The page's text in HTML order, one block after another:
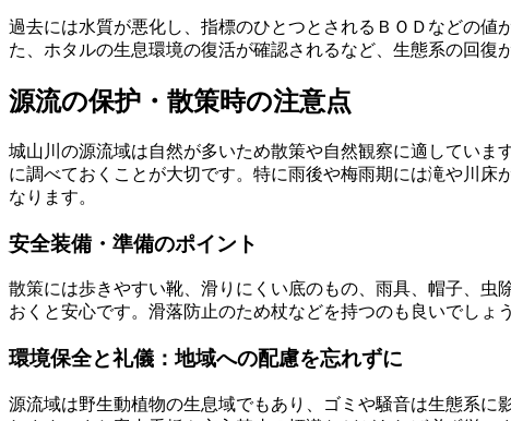
過去には水質が悪化し、指標のひとつとされるＢＯＤなどの
た、ホタルの生息環境の復活が確認されるなど、生態系の回復
源流の保护・散策時の注意点
城山川の源流域は自然が多いため散策や自然観察に適してい
に調べておくことが大切です。特に雨後や梅雨期には滝や川
なります。
安全装備・準備のポイント
散策には歩きやすい靴、滑りにくい底のもの、雨具、帽子、
おくと安心です。滑落防止のため杖などを持つのも良いでしょ
環境保全と礼儀：地域への配慮を忘れずに
源流域は野生動植物の生息域でもあり、ゴミや騒音は生態系